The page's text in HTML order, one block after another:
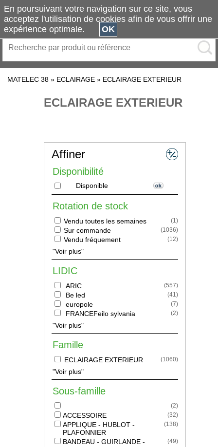
MATELEC 38 » ECLAIRAGE » ECLAIRAGE EXTERIEUR
ECLAIRAGE EXTERIEUR
Affiner
Disponibilité
Disponible
Rotation de stock
Vendu toutes les semaines (1)
Sur commande (1036)
Vendu fréquement (12)
"Voir plus"
LIDIC
ARIC (557)
Be led (41)
europole (7)
FRANCEFeilo sylvania (2)
"Voir plus"
Famille
ECLAIRAGE EXTERIEUR (1060)
"Voir plus"
Sous-famille
(2)
ACCESSOIRE (32)
APPLIQUE - HUBLOT -
PLAFONNIER
(138)
BANDEAU - GUIRLANDE -
(49)
En poursuivant votre navigation sur ce site, vous
acceptez l'utilisation de cookies afin de vous offrir une
expérience optimale.
OK